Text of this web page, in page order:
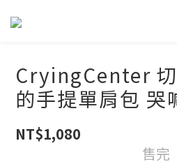
CryingCenter
的手提單肩包 哭
NT$1,080
售完